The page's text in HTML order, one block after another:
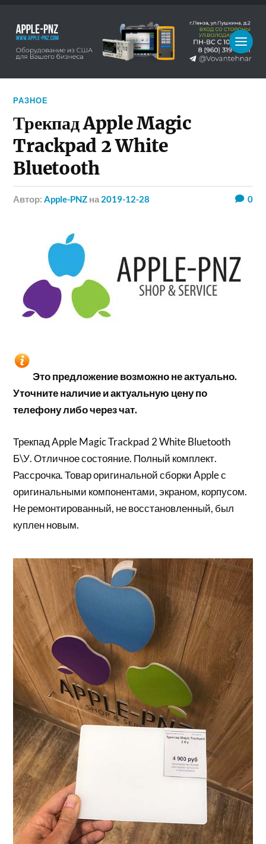
РАЗНОЕ
Трекпад Apple Magic
Trackpad 2 White
Bluetooth
Автор:Apple-PNZ на 2019-12-28 0
Это предложение возможно не актуально.
Уточните наличие и актуальную цену по
телефону либо через чат.
Трекпад Apple Magic Trackpad 2 White Bluetooth
Б\У. Отличное состояние. Полный комплект.
Рассрочка. Товар оригинальной сборки Apple с
оригинальными компонентами, экраном, корпусом.
Не ремонтированный, не восстановленный, был
куплен новым.